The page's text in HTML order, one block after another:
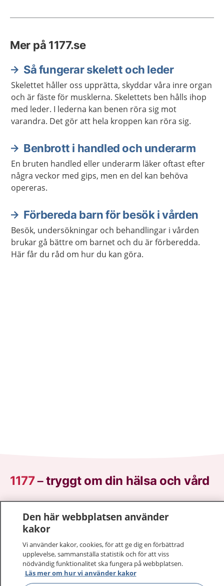
Mer på 1177.se
Så fungerar skelett och leder
Skelettet håller oss upprätta, skyddar våra inre organ
och är fäste för musklerna. Skelettets ben hålls ihop
med leder. I lederna kan benen röra sig mot
varandra. Det gör att hela kroppen kan röra sig.
Benbrott i handled och underarm
En bruten handled eller underarm läker oftast efter
några veckor med gips, men en del kan behöva
opereras.
Förbereda barn för besök i vården
Besök, undersökningar och behandlingar i vården
brukar gå bättre om barnet och du är förberedda.
Här får du råd om hur du kan göra.
1177–tryggt om din hälsa och vård
På 1177.se får du råd om hälsa och information om
sjukdomar och vilka mottagningar du kan kontakta.
Logga in för att läsa din journal och göra dina
vårdärenden. Ring telefonnummer 1177 för
sjukvårdsrådgivning dygnet runt.
1177 ger dig råd när du vill må bättre.
Den här webbplatsen använder
kakor
Vi använder kakor, cookies, för att ge dig en förbättrad
upplevelse, sammanställa statistik och för att viss
nödvändig funktionalitet ska fungera på webbplatsen.
Läs mer om hur vi använder kakor